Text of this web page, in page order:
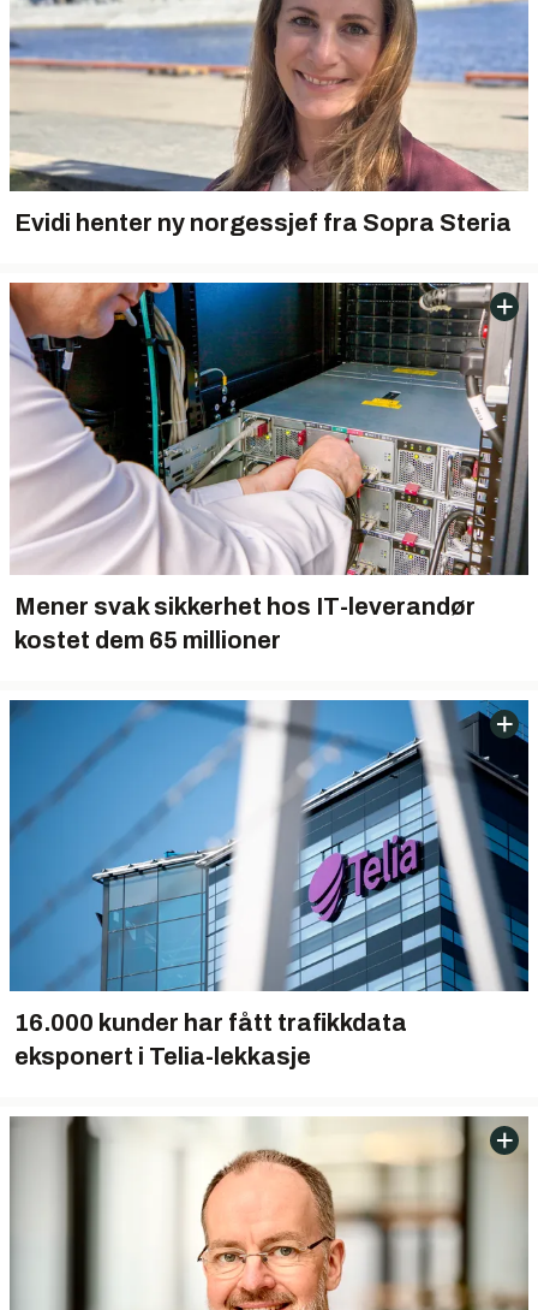
Evidi henter ny norgessjef fra Sopra Steria
Mener svak sikkerhet hos IT-leverandør
kostet dem 65 millioner
16.000 kunder har fått trafikkdata
eksponert i Telia-lekkasje